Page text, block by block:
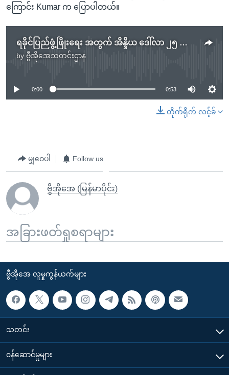
ကြောင်း Kumar က ပြောပါတယ်။
ရခိုင်ပြည်ဖွံ့ဖြိုးရေး အတွက် အိန္ဒိယ ဒေါ်လာ ၂၅ သန်း ကူညီမည်
by ဗွီအိုအေသတင်းဌာန
No media source currently available
0:00 0:53
တိုက်ရိုက် လင့်ခ်
မျှဝေပါ Follow us
ဗွီအိုအေ (မြန်မာပိုင်း)
အခြားဖတ်ရှုစရာများ
ဗွီအိုအေ လူမှုကွန်ယက်များ
သတင်း
၀န်ဆောင်မှုများ